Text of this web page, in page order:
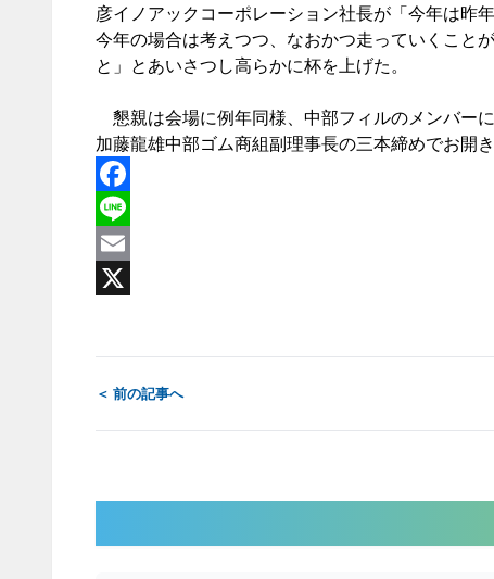
彦イノアックコーポレーション社長が「今年は昨
今年の場合は考えつつ、なおかつ走っていくこと
と」とあいさつし高らかに杯を上げた。
懇親は会場に例年同様、中部フィルのメンバー
加藤龍雄中部ゴム商組副理事長の三本締めでお開き
Facebook
Line
Email
＜ 前の記事へ